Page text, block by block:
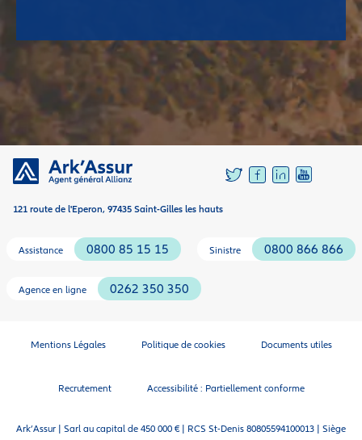
121 route de l'Eperon, 97435 Saint-Gilles les hauts
Assistance 0800 85 15 15 Sinistre 0800 866 866
Agence en ligne 0262 350 350
Mentions Légales Politique de cookies Documents utiles
Recrutement Accessibilité : Partiellement conforme
Ark’Assur | Sarl au capital de 450 000 € | RCS St-Denis 80805594100013 | Siège